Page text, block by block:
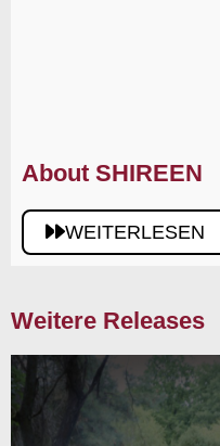
About SHIREEN
WEITERLESEN
Weitere Releases